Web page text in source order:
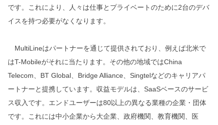
です。これにより、人々は仕事とプライベートのために2台のデバ
イスを持つ必要がなくなります。
MultiLineはパートナーを通じて提供されており、例えば北米で
はT-Mobileがそれに当たります。その他の地域ではChina
Telecom、BT Global、Bridge Alliance、Singtelなどのキャリアパ
ートナーと提携しています。収益モデルは、SaaSベースのサービ
ス収入です。エンドユーザーは80以上の異なる業種の企業・団体
です。これには中小企業から大企業、政府機関、教育機関、医